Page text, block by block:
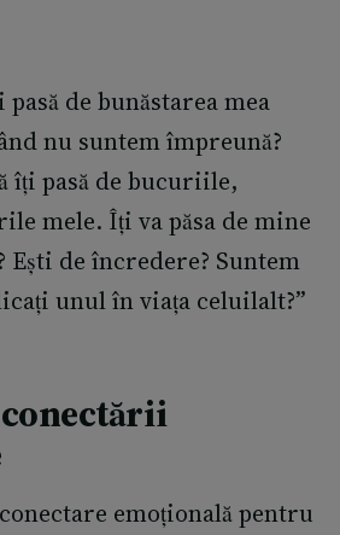
pasă de bunăstarea mea
nu suntem împreună?
îți pasă de bucuriile,
mele. Îți va păsa de mine
Ești de încredere? Suntem
unul în viața celuilalt?”
emoțională pentru